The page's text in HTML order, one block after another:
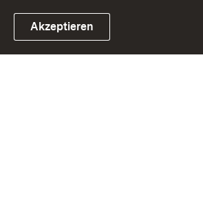
Link zum Landesportal
Akzeptieren